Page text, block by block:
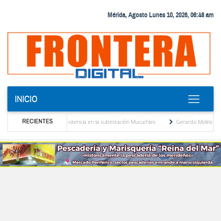
Mérida, Agosto Lunes 10, 2026, 06:48 am
INICIO
RECIENTES
transformador de potencia en la subestación Mucuchies
Gerardo Molina: “El